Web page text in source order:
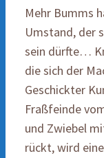
Mehr Bumms
Umstand, der
sein dürfte…
die sich der
Geschickter
Fraßfeinde
und Zwiebel
rückt, wird